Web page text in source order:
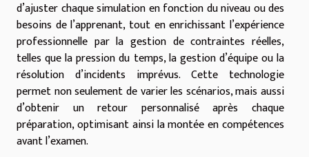
d’ajuster chaque simulation en fonction du niveau ou des
besoins de l’apprenant, tout en enrichissant l’expérience
professionnelle par la gestion de contraintes réelles,
telles que la pression du temps, la gestion d’équipe ou la
résolution d’incidents imprévus. Cette technologie
permet non seulement de varier les scénarios, mais aussi
d’obtenir un retour personnalisé après chaque
préparation, optimisant ainsi la montée en compétences
avant l’examen.